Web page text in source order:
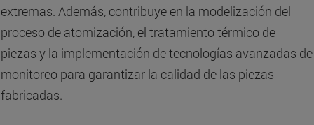
extremas. Además, contribuye en la modelización del
proceso de atomización, el tratamiento térmico de
piezas y la implementación de tecnologías avanzadas de
monitoreo para garantizar la calidad de las piezas
fabricadas.